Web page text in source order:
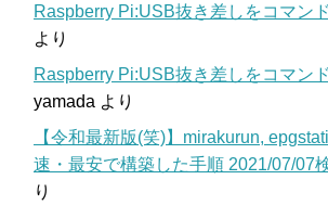
Raspberry Pi:USB抜き差しをコマン
より
Raspberry Pi:USB抜き差しをコマン
yamada より
【令和最新版(笑)】mirakurun,
速・最安で構築した手順 2021/07/07
り